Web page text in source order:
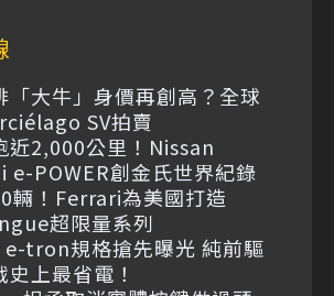
「大牛」身價再創高？全球
SV拍賣
近2,000公里！Nissan
e-POWER創金氏世界紀錄
輛！Ferrari為美國打造
超限量系列
e-tron規格搶先曝光 純前驅
上最省電！